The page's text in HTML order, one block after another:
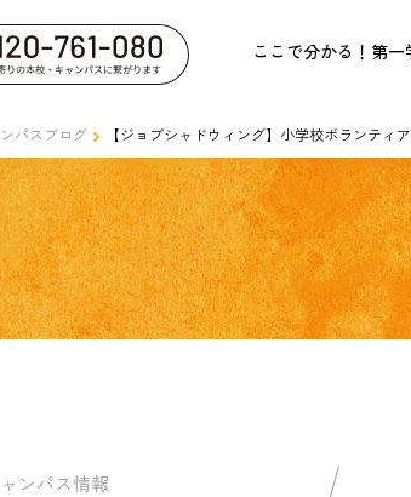
ここで分かる！第一
パスブログ 【ジョブシャドウィング】小学校ボランティア
ンパス情報